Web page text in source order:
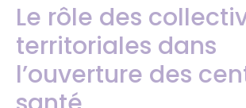
Le rôle des
territoriales dans
l’ouverture des